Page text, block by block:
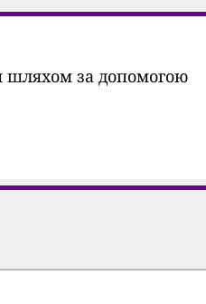
шляхом за допомогою